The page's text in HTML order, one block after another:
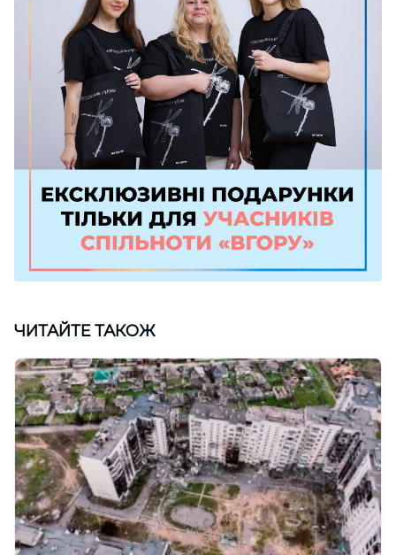
ЧИТАЙТЕ ТАКОЖ